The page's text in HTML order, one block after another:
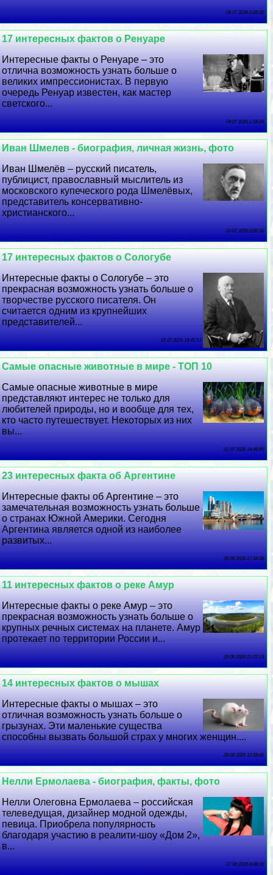
05 07 2026 5:26:32
17 интересных фактов о Ренуаре
Интересные факты о Ренуаре – это
отлична возможность узнать больше о
великих импрессионистах. В первую
очередь Ренуар известен, как мастер
светского...
04 07 2026 1:58:24
Иван Шмелев - биография, личная жизнь, фото
Иван Шмелёв – русский писатель,
публицист, православный мыслитель из
московского купеческого рода Шмелёвых,
представитель консервативно-
христианского...
03 07 2026 0:26:36
17 интересных фактов о Сологубе
Интересные факты о Сологубе – это
прекрасная возможность узнать больше о
творчестве русского писателя. Он
считается одним из крупнейших
представителей...
02 07 2026 19:45:53
Самые опасные животные в мире - ТОП 10
Самые опасные животные в мире
представляют интерес не только для
любителей природы, но и вообще для тех,
кто часто путешествует. Некоторых из них
вы...
01 07 2026 14:46:55
23 интересных факта об Аргентине
Интересные факты об Аргентине – это
замечательная возможность узнать больше
о странах Южной Америки. Сегодня
Аргентина является одной из наиболее
развитых...
30 06 2026 17:34:36
11 интересных фактов о реке Амур
Интересные факты о реке Амур – это
прекрасная возможность узнать больше о
крупных речных системах на планете. Амур
протекает по территории России и...
29 06 2026 21:22:19
14 интересных фактов о мышах
Интересные факты о мышах – это
отличная возможность узнать больше о
грызунах. Эти маленькие существа
способны вызвать большой страх у многих женщин....
28 06 2026 10:59:41
Нелли Ермолаева - биография, факты, фото
Нелли Олегoвна Ермолаева – российская
телеведущая, дизайнер модной одежды,
певица. Приобрела популярность
благодаря участию в реалити-шоу «Дом 2»,
в...
27 06 2026 4:48:16